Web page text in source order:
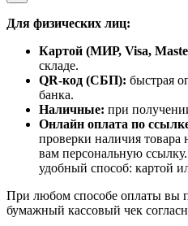
Для физических лиц:
Картой (МИР, Visa,
складе.
QR-код (СБП): быстрая
банка.
Наличные: при
Онлайн оплата по
проверки наличия товара
вам персональную
удобный способ: картой
При любом способе оплаты вы
бумажный кассовый чек